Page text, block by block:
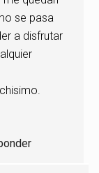
se pasa
a disfrutar